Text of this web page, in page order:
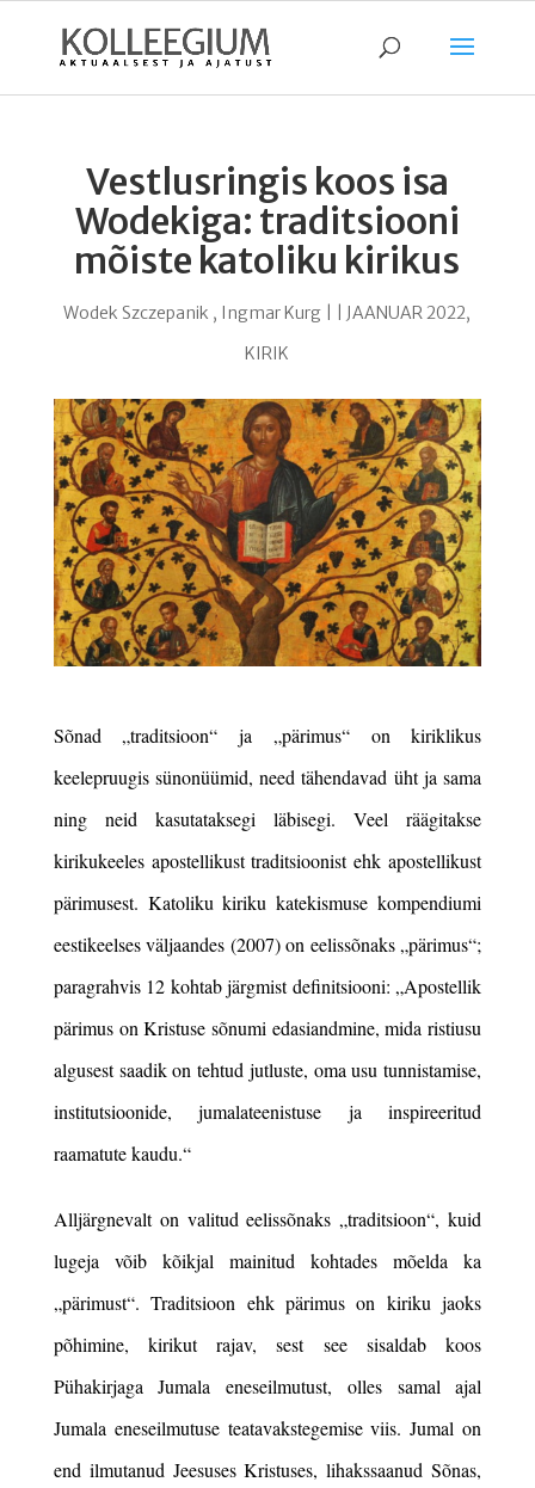
Vestlusringis koos isa
Wodekiga: traditsiooni
mõiste katoliku kirikus
Wodek Szczepanik , Ingmar Kurg JAANUAR 2022,
KIRIK
Sõnad „traditsioon“ ja „pärimus“ on kiriklikus
keelepruugis sünonüümid, need tähendavad üht ja sama
ning neid kasutataksegi läbisegi. Veel räägitakse
kirikukeeles apostellikust traditsioonist ehk apostellikust
pärimusest. Katoliku kiriku katekismuse kompendiumi
eestikeelses väljaandes (2007) on eelissõnaks „pärimus“;
paragrahvis 12 kohtab järgmist definitsiooni: „Apostellik
pärimus on Kristuse sõnumi edasiandmine, mida ristiusu
algusest saadik on tehtud jutluste, oma usu tunnistamise,
institutsioonide, jumalateenistuse ja inspireeritud
raamatute kaudu.“
Alljärgnevalt on valitud eelissõnaks „traditsioon“, kuid
lugeja võib kõikjal mainitud kohtades mõelda ka
„pärimust“. Traditsioon ehk pärimus on kiriku jaoks
põhimine, kirikut rajav, sest see sisaldab koos
Pühakirjaga Jumala eneseilmutust, olles samal ajal
Jumala eneseilmutuse teatavakstegemise viis. Jumal on
end ilmutanud Jeesuses Kristuses, lihakssaanud Sõnas,